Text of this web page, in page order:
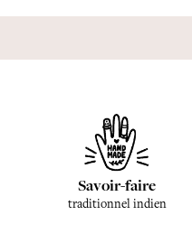
Savoir-faire
traditionnel indien